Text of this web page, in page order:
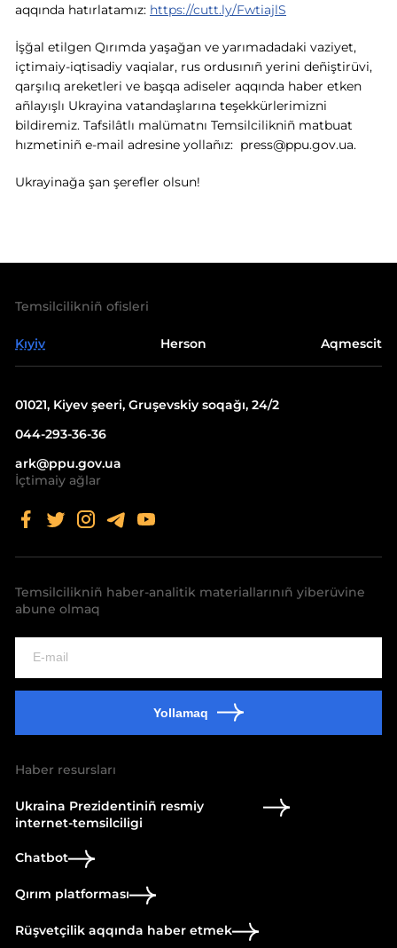
aqqında hatırlatamız: https://cutt.ly/FwtiajlS
İşğal etilgen Qırımda yaşağan ve yarımadadaki vaziyet,
içtimaiy-iqtisadiy vaqialar, rus ordusınıñ yerini deñiştirüvi,
qarşılıq areketleri ve başqa adiseler aqqında haber etken
añlayışlı Ukrayina vatandaşlarına teşekkürlerimizni
bildiremiz. Tafsilâtlı malümatnı Temsilcilikniñ matbuat
hızmetiniñ e-mail adresine yollañız: press@ppu.gov.ua.
Ukrayinağa şan şerefler olsun!
Temsilcilikniñ ofisleri
Kıyiv Herson Aqmescit
01021, Kiyev şeeri, Gruşevskiy soqağı, 24/2
044-293-36-36
ark@ppu.gov.ua
İçtimaiy ağlar
Temsilcilikniñ haber-analitik materiallarınıñ yiberüvine
abune olmaq
Yollamaq
Haber resursları
Ukraina Prezidentiniñ resmiy
internet-temsilciligi
Chatbot
Qırım platforması
Rüşvetçilik aqqında haber etmek